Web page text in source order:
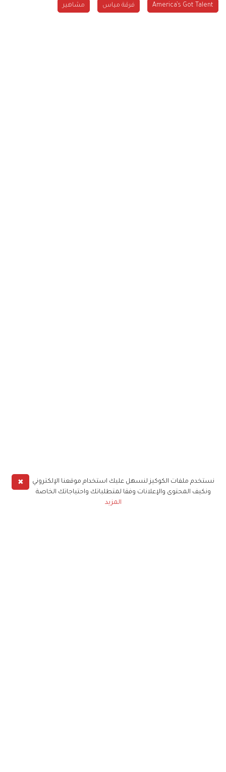
America’s Got Talent فرقة مياس مشاهير
✖
نستخدم ملفات الكوكيز لنسهل عليك استخدام موقعنا الإلكتروني
ونكيف المحتوى والإعلانات وفقا لمتطلباتك واحتياجاتك الخاصة
المزيد